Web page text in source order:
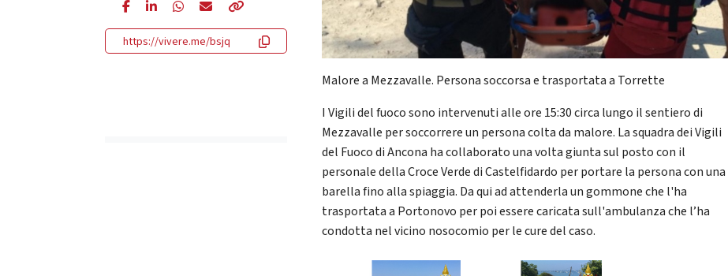
https://vivere.me/bsjq
Malore a Mezzavalle. Persona soccorsa e trasportata a Torrette
I Vigili del fuoco sono intervenuti alle ore 15:30 circa lungo il sentiero di
Mezzavalle per soccorrere un persona colta da malore. La squadra dei Vigili
del Fuoco di Ancona ha collaborato una volta giunta sul posto con il
personale della Croce Verde di Castelfidardo per portare la persona con una
barella fino alla spiaggia. Da qui ad attenderla un gommone che l'ha
trasportata a Portonovo per poi essere caricata sull'ambulanza che l’ha
condotta nel vicino nosocomio per le cure del caso.